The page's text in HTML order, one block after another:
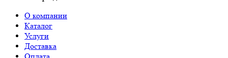
О компании
Каталог
Услуги
Доставка